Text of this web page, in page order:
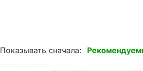
Показывать сначала: